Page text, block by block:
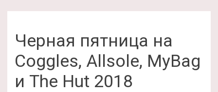
Черная пятница на
Coggles, Allsole, MyBag
и The Hut 2018